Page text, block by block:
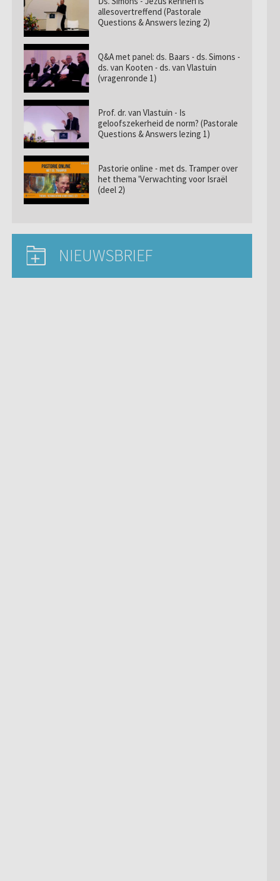
allesovertreffend (Pastorale
Questions & Answers lezing 2)
Q&A met panel: ds. Baars - ds. Simons -
ds. van Kooten - ds. van Vlastuin
(vragenronde 1)
Prof. dr. van Vlastuin - Is
geloofszekerheid de norm? (Pastorale
Questions & Answers lezing 1)
Pastorie online - met ds. Tramper over
het thema 'Verwachting voor Israël
(deel 2)
NIEUWSBRIEF